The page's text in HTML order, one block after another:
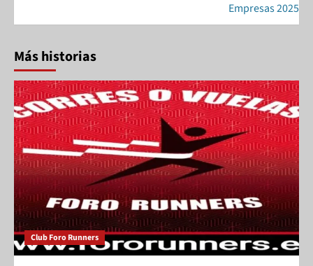
Empresas 2025
Más historias
Club Foro Runners